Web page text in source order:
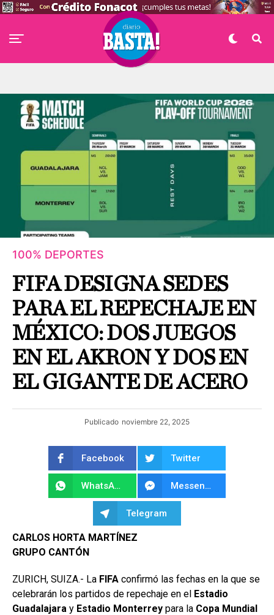
100% DEPORTES
FIFA DESIGNA SEDES
PARA EL REPECHAJE EN
MÉXICO: DOS JUEGOS
EN EL AKRON Y DOS EN
EL GIGANTE DE ACERO
Publicado noviembre 22, 2025
Facebook Twitter
WhatsApp Messenger
Telegram
CARLOS HORTA MARTÍNEZ
GRUPO CANTÓN
ZURICH, SUIZA.- La FIFA confirmó las fechas en la que se
celebrarán los partidos de repechaje en el Estadio
Guadalajara y Estadio Monterrey para la Copa Mundial